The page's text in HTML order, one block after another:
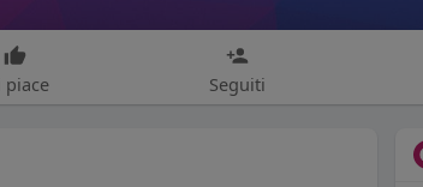
piace Seguiti